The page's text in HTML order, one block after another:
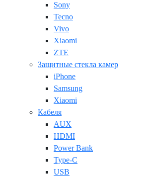
Sony
Tecno
Vivo
Xiaomi
ZTE
Защитные стекла камер
iPhone
Samsung
Xiaomi
Кабеля
AUX
HDMI
Power Bank
Type-C
USB